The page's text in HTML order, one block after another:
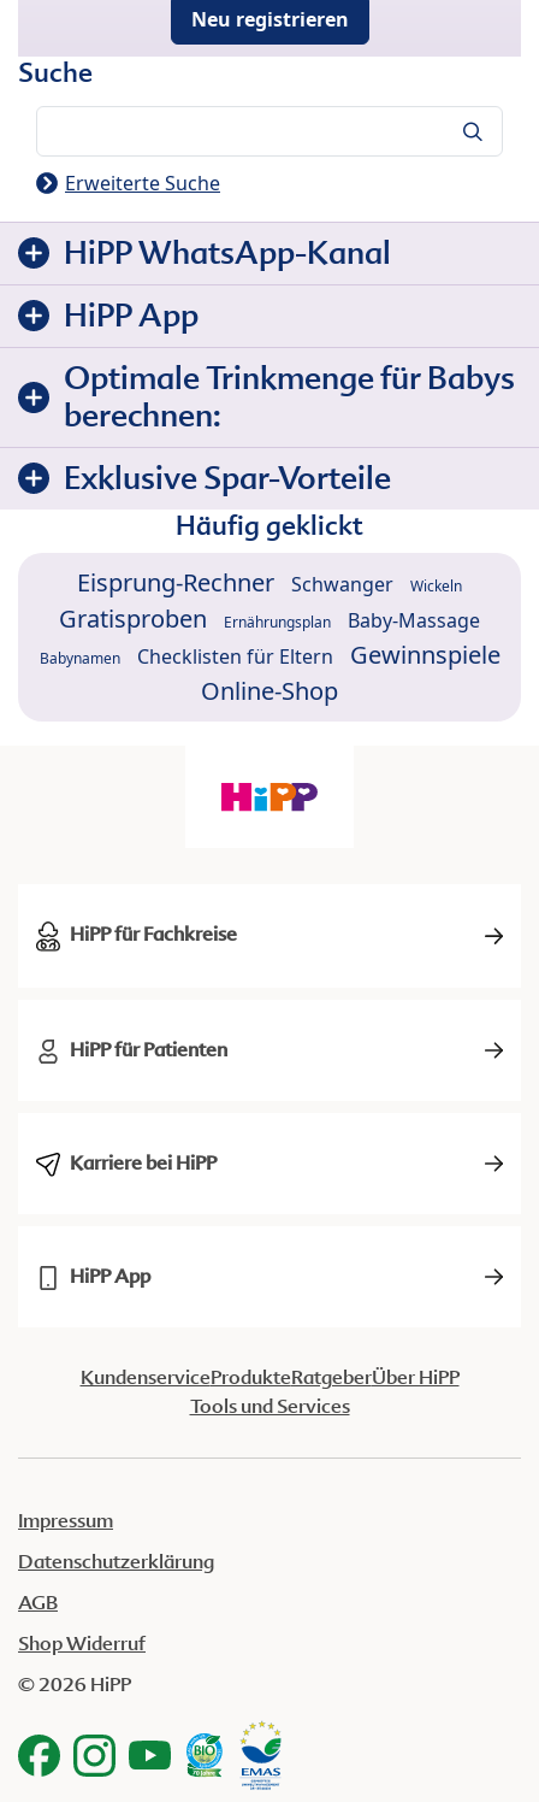
Neu registrieren
Suche
Erweiterte Suche
HiPP WhatsApp-Kanal
HiPP App
Optimale Trinkmenge für Babys
berechnen:
Exklusive Spar-Vorteile
Häufig geklickt
Eisprung-Rechner Schwanger Wickeln
Gratisproben Ernährungsplan Baby-Massage
Babynamen Checklisten für Eltern
Gewinnspiele
Online-Shop
HiPP für Fachkreise
HiPP für Patienten
Karriere bei HiPP
HiPP App
KundenserviceProdukteRatgeberÜber HiPP
Tools und Services
Impressum
Datenschutzerklärung
AGB
Shop Widerruf
© 2026 HiPP